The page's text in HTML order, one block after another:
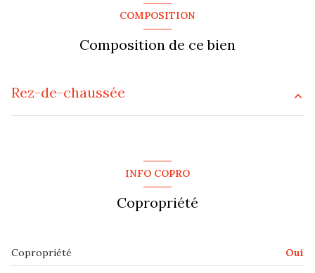
visiophone
COMPOSITION
Composition de ce bien
Rez-de-chaussée
salle d'eau
INFO COPRO
Copropriété
Copropriété Oui